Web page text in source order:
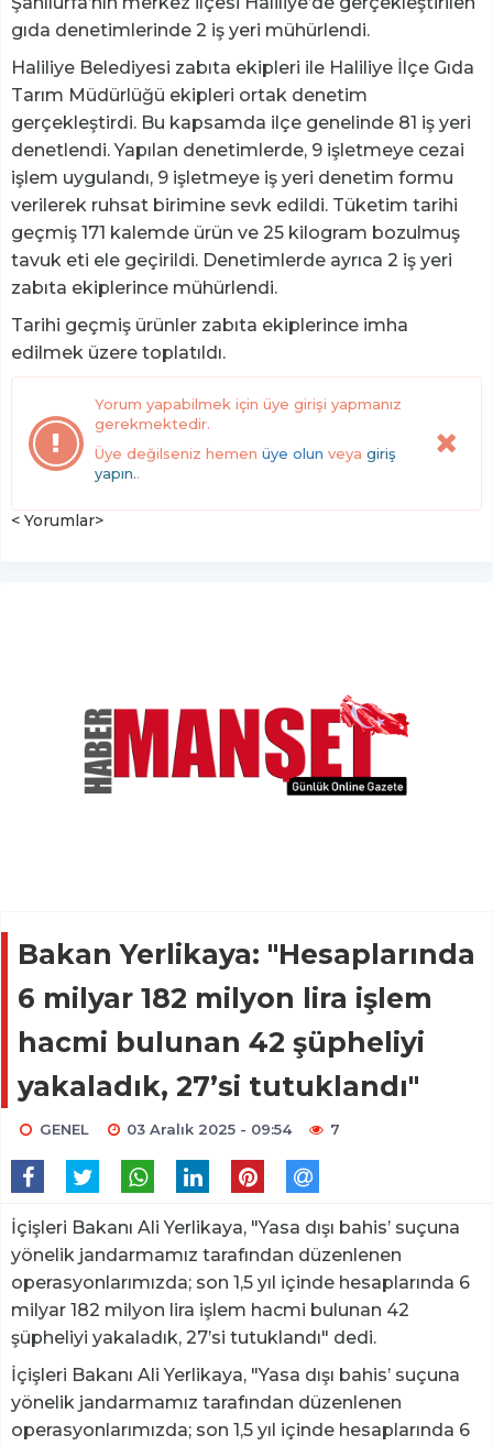
gıda denetimlerinde 2 iş yeri mühürlendi.
Haliliye Belediyesi zabıta ekipleri ile Haliliye İlçe Gıda
Tarım Müdürlüğü ekipleri ortak denetim
gerçekleştirdi. Bu kapsamda ilçe genelinde 81 iş yeri
denetlendi. Yapılan denetimlerde, 9 işletmeye cezai
işlem uygulandı, 9 işletmeye iş yeri denetim formu
verilerek ruhsat birimine sevk edildi. Tüketim tarihi
geçmiş 171 kalemde ürün ve 25 kilogram bozulmuş
tavuk eti ele geçirildi. Denetimlerde ayrıca 2 iş yeri
zabıta ekiplerince mühürlendi.
Tarihi geçmiş ürünler zabıta ekiplerince imha
edilmek üzere toplatıldı.
Yorum yapabilmek için üye girişi yapmanız
gerekmektedir.
Üye değilseniz hemen üye olun veya giriş
yapın..
< Yorumlar>
Bakan Yerlikaya: "Hesaplarında
6 milyar 182 milyon lira işlem
hacmi bulunan 42 şüpheliyi
yakaladık, 27’si tutuklandı"
GENEL 03 Aralık 2025 - 09:54 7
İçişleri Bakanı Ali Yerlikaya, "Yasa dışı bahis’ suçuna
yönelik jandarmamız tarafından düzenlenen
operasyonlarımızda; son 1,5 yıl içinde hesaplarında 6
milyar 182 milyon lira işlem hacmi bulunan 42
şüpheliyi yakaladık, 27’si tutuklandı" dedi.
İçişleri Bakanı Ali Yerlikaya, "Yasa dışı bahis’ suçuna
yönelik jandarmamız tarafından düzenlenen
operasyonlarımızda; son 1,5 yıl içinde hesaplarında 6